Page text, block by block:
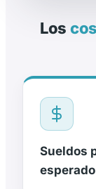
Los
Sueldos
esperado